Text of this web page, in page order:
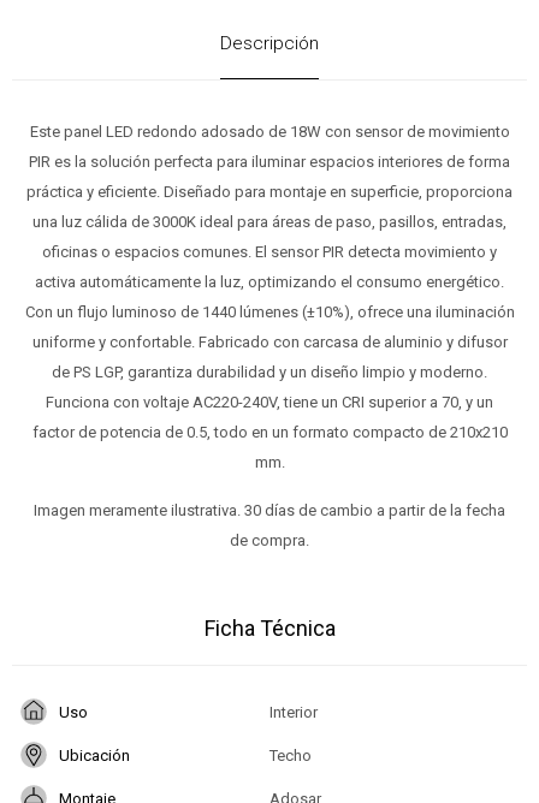
Descripción
Este panel LED redondo adosado de 18W con sensor de movimiento
PIR es la solución perfecta para iluminar espacios interiores de forma
práctica y eficiente. Diseñado para montaje en superficie, proporciona
una luz cálida de 3000K ideal para áreas de paso, pasillos, entradas,
oficinas o espacios comunes. El sensor PIR detecta movimiento y
activa automáticamente la luz, optimizando el consumo energético.
Con un flujo luminoso de 1440 lúmenes (±10%), ofrece una iluminación
uniforme y confortable. Fabricado con carcasa de aluminio y difusor
de PS LGP, garantiza durabilidad y un diseño limpio y moderno.
Funciona con voltaje AC220-240V, tiene un CRI superior a 70, y un
factor de potencia de 0.5, todo en un formato compacto de 210x210
mm.
Imagen meramente ilustrativa. 30 días de cambio a partir de la fecha
de compra.
Ficha Técnica
Uso Interior
Ubicación Techo
Montaje Adosar